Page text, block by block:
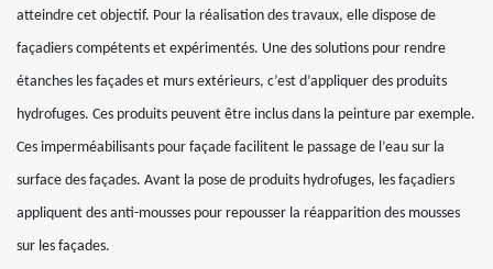
atteindre cet objectif. Pour la réalisation des travaux, elle dispose de
façadiers compétents et expérimentés. Une des solutions pour rendre
étanches les façades et murs extérieurs, c’est d’appliquer des produits
hydrofuges. Ces produits peuvent être inclus dans la peinture par exemple.
Ces imperméabilisants pour façade facilitent le passage de l’eau sur la
surface des façades. Avant la pose de produits hydrofuges, les façadiers
appliquent des anti-mousses pour repousser la réapparition des mousses
sur les façades.